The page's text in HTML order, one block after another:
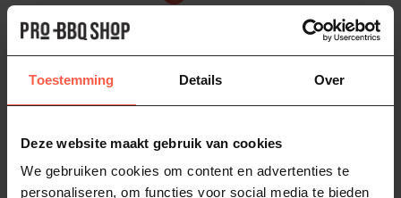
Toestemming Details Over
Deze website maakt gebruik van cookies
We gebruiken cookies om content en advertenties te
personaliseren, om functies voor social media te bieden